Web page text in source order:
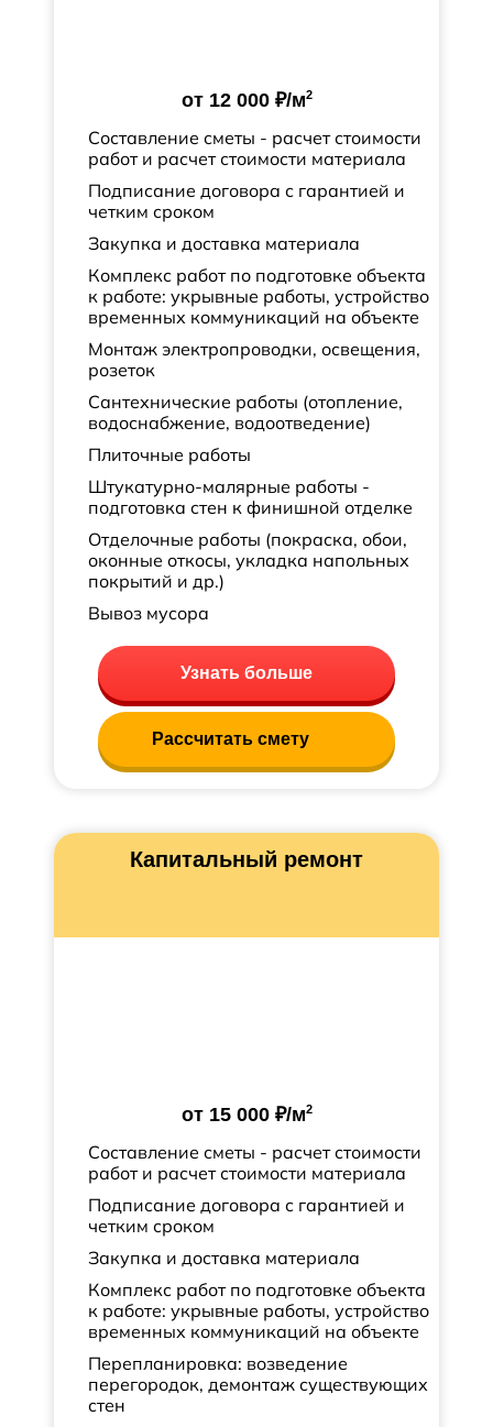
от12 000 ₽/м2
Составление сметы - расчет стоимости
работ и расчет стоимости материала
Подписание договора с гарантией и
четким сроком
Закупка и доставка материала
Комплекс работ по подготовке объекта
к работе: укрывные работы, устройство
временных коммуникаций на объекте
Монтаж электропроводки, освещения,
розеток
Сантехнические работы (отопление,
водоснабжение, водоотведение)
Плиточные работы
Штукатурно-малярные работы -
подготовка стен к финишной отделке
Отделочные работы (покраска, обои,
оконные откосы, укладка напольных
покрытий и др.)
Вывоз мусора
Узнать больше
Рассчитать смету
Капитальный ремонт
от15 000 ₽/м2
Составление сметы - расчет стоимости
работ и расчет стоимости материала
Подписание договора с гарантией и
четким сроком
Закупка и доставка материала
Комплекс работ по подготовке объекта
к работе: укрывные работы, устройство
временных коммуникаций на объекте
Перепланировка: возведение
перегородок, демонтаж существующих
стен